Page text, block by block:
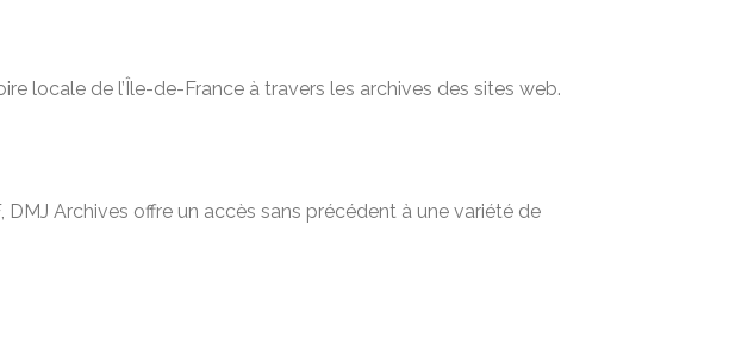
locale de l’Île-de-France à travers les archives des sites web.
Archives offre un accès sans précédent à une variété de